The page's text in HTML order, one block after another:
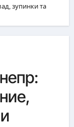
зупинки та